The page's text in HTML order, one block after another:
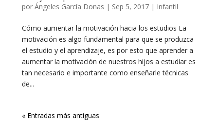
por Ángeles García Donas | Sep 5, 2017| Infantil
Cómo aumentar la motivación hacia los estudios La
motivación es algo fundamental para que se produzca
el estudio y el aprendizaje, es por esto que aprender a
aumentar la motivación de nuestros hijos a estudiar es
tan necesario e importante como enseñarle técnicas
de...
« Entradas más antiguas